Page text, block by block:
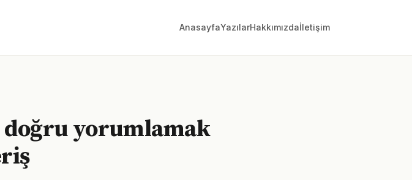
AnasayfaYazılarHakkımızdaİletişim
yorumlamak